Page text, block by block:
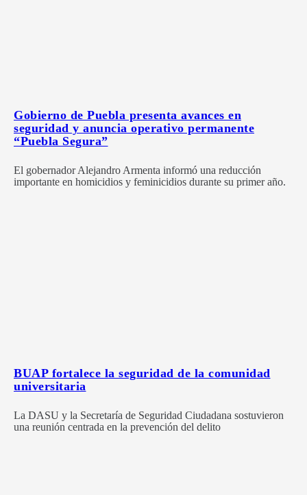
Gobierno de Puebla presenta avances en
seguridad y anuncia operativo permanente
“Puebla Segura”
El gobernador Alejandro Armenta informó una reducción
importante en homicidios y feminicidios durante su primer año.
BUAP fortalece la seguridad de la comunidad
universitaria
La DASU y la Secretaría de Seguridad Ciudadana sostuvieron
una reunión centrada en la prevención del delito